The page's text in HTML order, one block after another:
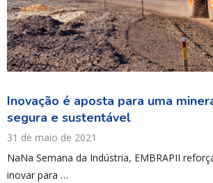
Inovação é aposta para uma
segura e sustentável
31 de maio de 2021
NaNa Semana da Indústria, EMBRAPII
inovar para …